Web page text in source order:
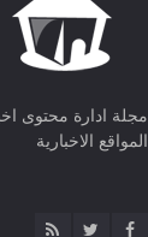
مجلة ادارة محتوى
المواقع الاخبارية